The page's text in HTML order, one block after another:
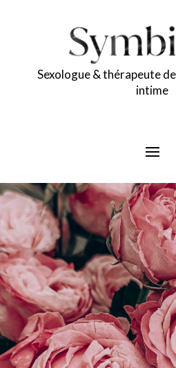
Sexologue & thérapeute
intime